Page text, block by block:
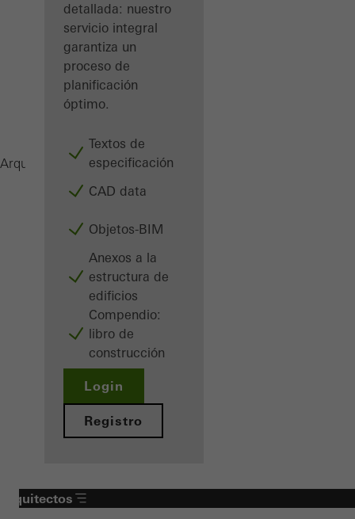
detallada: nuestro
servicio integral
garantiza un
proceso de
planificación
óptimo.
Textos de
especificación
CAD data
Objetos-BIM
Anexos a la
estructura de
edificios
Compendio:
libro de
construcción
Login
Registro
Arquitectos ProductosPuertasADS 60
Arquitectos